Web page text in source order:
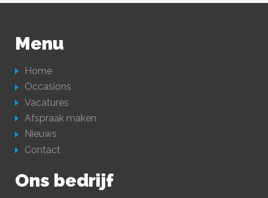
Menu
Home
Occasions
Vacatures
Afspraak maken
Nieuws
Contact
Ons bedrijf